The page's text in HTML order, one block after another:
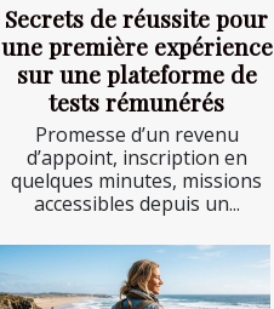
Secrets de réussite pour
une première expérience
sur une plateforme de
tests rémunérés
Promesse d’un revenu
d’appoint, inscription en
quelques minutes, missions
accessibles depuis un...